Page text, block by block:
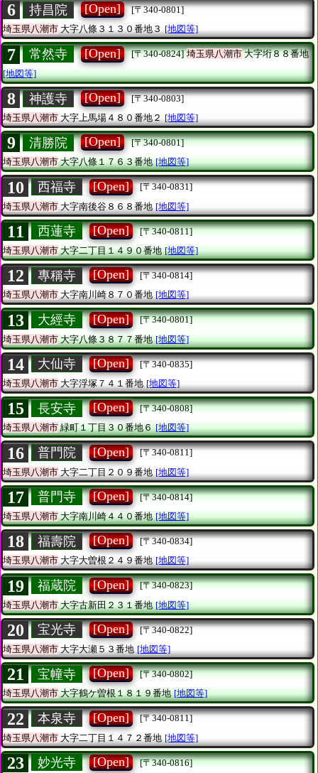
6 持昌院 [Open]
[〒340-0801]
埼玉県八潮市大字八條３１３０番地３ [地図等]
7 常然寺 [Open] [〒340-0824] 埼玉県八潮市大字垳８８番地
[地図等]
8 神護寺 [Open]
[〒340-0803]
埼玉県八潮市大字上馬場４８０番地２ [地図等]
9 清勝院 [Open]
[〒340-0801]
埼玉県八潮市大字八條１７６３番地 [地図等]
10 西福寺 [Open]
[〒340-0831]
埼玉県八潮市 大字南後谷８６８番地 [地図等]
11 西蓮寺 [Open]
[〒340-0811]
埼玉県八潮市大字二丁目１４９０番地 [地図等]
12 專稱寺 [Open]
[〒340-0814]
埼玉県八潮市大字南川崎８７０番地 [地図等]
13 大經寺 [Open]
[〒340-0801]
埼玉県八潮市大字八條３８７７番地 [地図等]
14 大仙寺 [Open]
[〒340-0835]
埼玉県八潮市 大字浮塚７４１番地 [地図等]
15 長安寺 [Open]
[〒340-0808]
埼玉県八潮市緑町１丁目３０番地６ [地図等]
16 普門院 [Open]
[〒340-0811]
埼玉県八潮市 大字二丁目２０９番地 [地図等]
17 普門寺 [Open]
[〒340-0814]
埼玉県八潮市大字南川崎４４０番地 [地図等]
18 福壽院 [Open]
[〒340-0834]
埼玉県八潮市大字大曽根２４９番地 [地図等]
19 福蔵院 [Open]
[〒340-0823]
埼玉県八潮市大字古新田２３１番地 [地図等]
20 宝光寺 [Open]
[〒340-0822]
埼玉県八潮市 大字大瀬５３番地 [地図等]
21 宝幢寺 [Open]
[〒340-0802]
埼玉県八潮市大字鶴ケ曽根１８１９番地 [地図等]
22 本泉寺 [Open]
[〒340-0811]
埼玉県八潮市 大字二丁目１４７２番地 [地図等]
23 妙光寺 [Open]
[〒340-0816]